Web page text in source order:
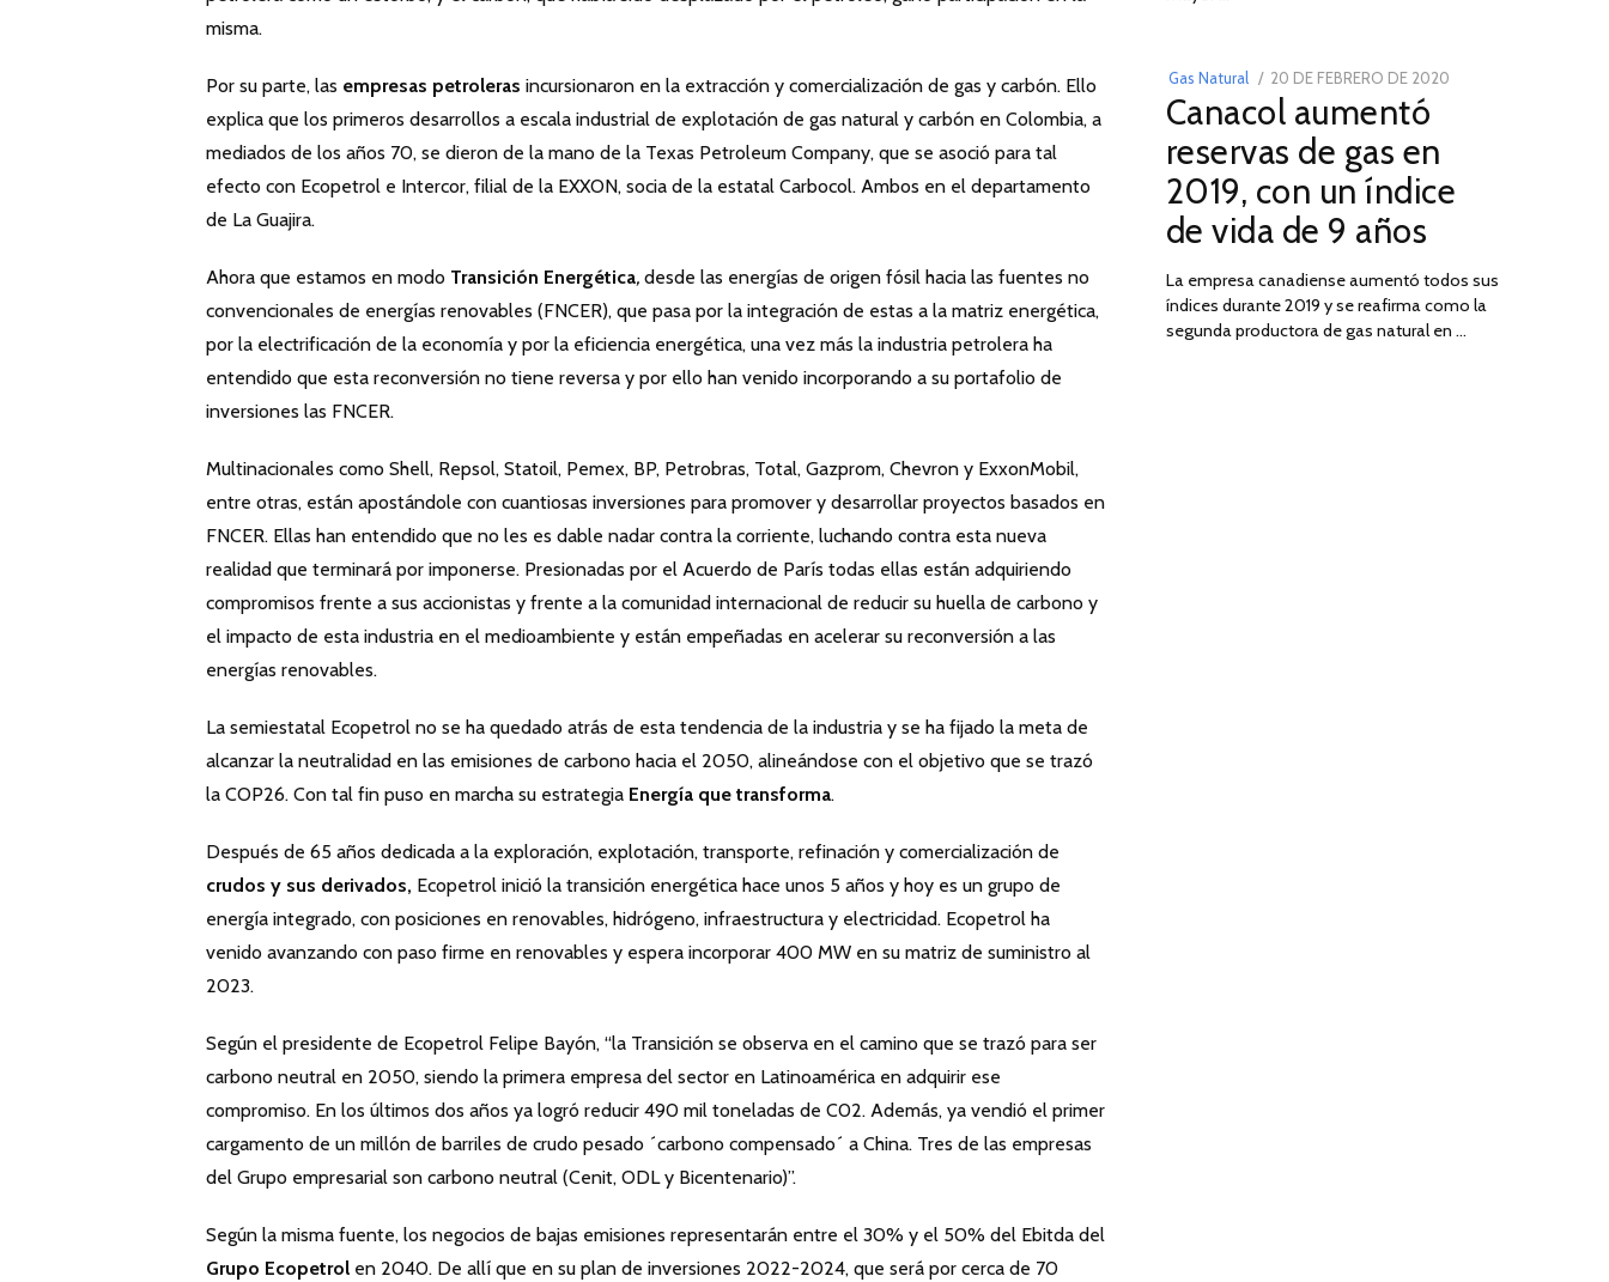
misma.
Por su parte, las empresas petroleras incursionaron en la extracción y comercialización de gas y carbón. Ello
explica que los primeros desarrollos a escala industrial de explotación de gas natural y carbón en Colombia, a
mediados de los años 70, se dieron de la mano de la Texas Petroleum Company, que se asoció para tal
efecto con Ecopetrol e Intercor, filial de la EXXON, socia de la estatal Carbocol. Ambos en el departamento
de La Guajira.
Ahora que estamos en modo Transición Energética, desde las energías de origen fósil hacia las fuentes no
convencionales de energías renovables (FNCER), que pasa por la integración de estas a la matriz energética,
por la electrificación de la economía y por la eficiencia energética, una vez más la industria petrolera ha
entendido que esta reconversión no tiene reversa y por ello han venido incorporando a su portafolio de
inversiones las FNCER.
Multinacionales como Shell, Repsol, Statoil, Pemex, BP, Petrobras, Total, Gazprom, Chevron y ExxonMobil,
entre otras, están apostándole con cuantiosas inversiones para promover y desarrollar proyectos basados en
FNCER. Ellas han entendido que no les es dable nadar contra la corriente, luchando contra esta nueva
realidad que terminará por imponerse. Presionadas por el Acuerdo de París todas ellas están adquiriendo
compromisos frente a sus accionistas y frente a la comunidad internacional de reducir su huella de carbono y
el impacto de esta industria en el medioambiente y están empeñadas en acelerar su reconversión a las
energías renovables.
La semiestatal Ecopetrol no se ha quedado atrás de esta tendencia de la industria y se ha fijado la meta de
alcanzar la neutralidad en las emisiones de carbono hacia el 2050, alineándose con el objetivo que se trazó
la COP26. Con tal fin puso en marcha su estrategia Energía que transforma.
Después de 65 años dedicada a la exploración, explotación, transporte, refinación y comercialización de
crudos y sus derivados, Ecopetrol inició la transición energética hace unos 5 años y hoy es un grupo de
energía integrado, con posiciones en renovables, hidrógeno, infraestructura y electricidad. Ecopetrol ha
venido avanzando con paso firme en renovables y espera incorporar 400 MW en su matriz de suministro al
2023.
Según el presidente de Ecopetrol Felipe Bayón, “la Transición se observa en el camino que se trazó para ser
carbono neutral en 2050, siendo la primera empresa del sector en Latinoamérica en adquirir ese
compromiso. En los últimos dos años ya logró reducir 490 mil toneladas de C02. Además, ya vendió el primer
cargamento de un millón de barriles de crudo pesado ´carbono compensado´ a China. Tres de las empresas
del Grupo empresarial son carbono neutral (Cenit, ODL y Bicentenario)”.
Según la misma fuente, los negocios de bajas emisiones representarán entre el 30% y el 50% del Ebitda del
Grupo Ecopetrol en 2040. De allí que en su plan de inversiones 2022-2024, que será por cerca de 70
Gas Natural
POSTED
ON
20 DE FEBRERO DE 2020
2025
Canacol aumentó
reservas de gas en
2019, con un índice
de vida de 9 años
La empresa canadiense aumentó todos sus
índices durante 2019 y se reafirma como la
segunda productora de gas natural en …